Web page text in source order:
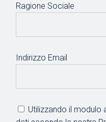
Ragione Sociale
Indirizzo Email
Utilizzando il